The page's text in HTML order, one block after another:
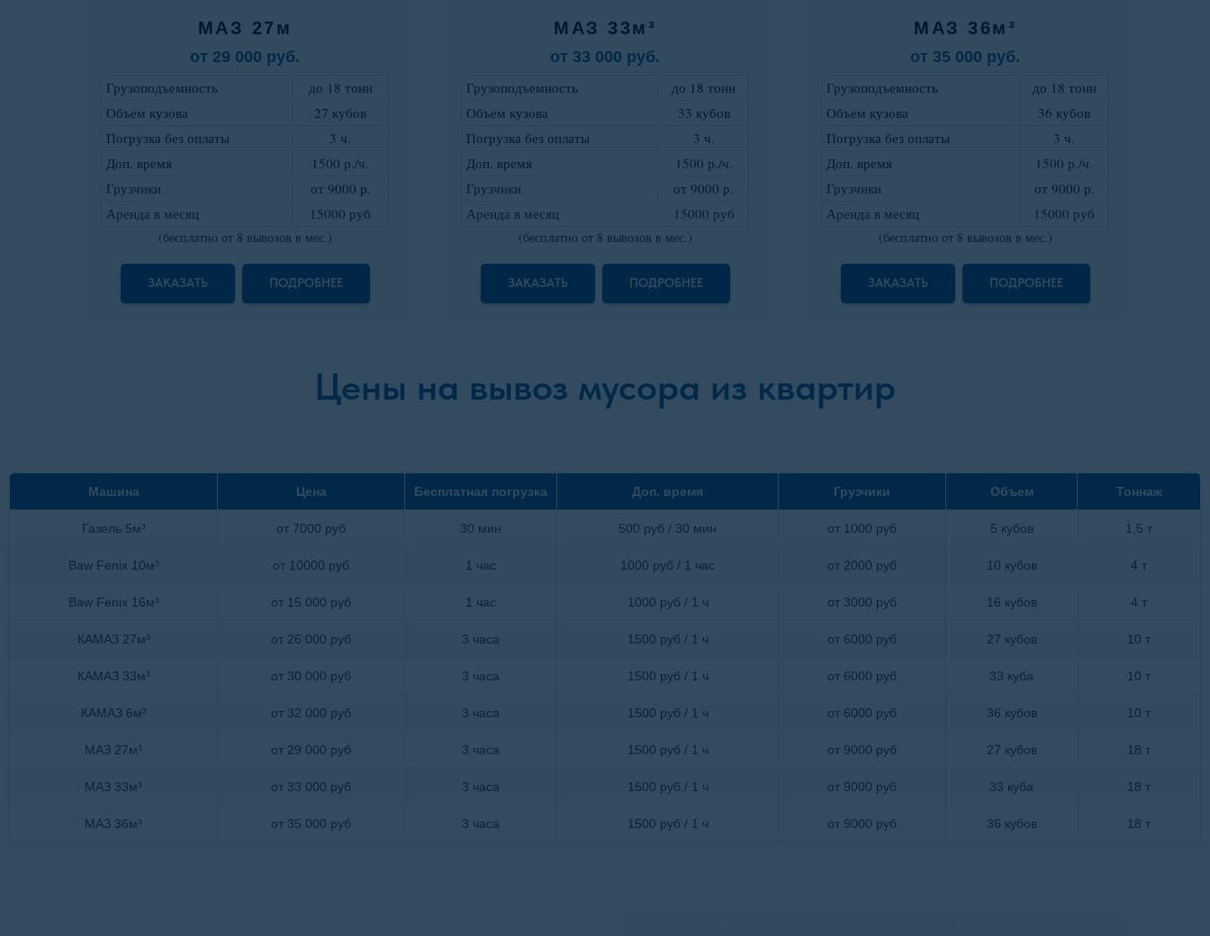
МАЗ 27м
от 29 000 руб.
Грузоподъемность
до 18 тонн
Объем кузова
27 кубов
Погрузка без оплаты
3 ч.
Доп. время
1500 р./ч.
Грузчики
от 9000 р
Аренда в месяц
15000 руб
(бесплатно от 8 вывозов в мес.)
ЗАКАЗАТЬ ПОДРОБНЕЕ
МАЗ 33м³
от 33 000 руб.
Грузоподъемность
до 18 тонн
Объем кузова
33 кубов
Погрузка без оплаты
3 ч.
Доп. время
1500 р./ч.
Грузчики
от 9000 р
Аренда в месяц
15000 руб
(бесплатно от 8 вывозов в мес.)
ЗАКАЗАТЬ ПОДРОБНЕЕ
МАЗ 36м³
от 35 000 руб.
Грузоподъемность
до 18 тонн
Объем кузова
36 кубов
Погрузка без оплаты
3 ч.
Доп. время
1500 р./ч.
Грузчики
от 9000 р
Аренда в месяц
15000 руб
(бесплатно от 8 вывозов в мес.)
ЗАКАЗАТЬ ПОДРОБНЕЕ
Цены на вывоз мусора из квартир
Машина Цена Бесплатная погрузка Доп. время Грузчики Объем Тоннаж
Газель 5м³ от 7000 руб 30 мин 500 руб / 30 мин от 1000 руб 5 кубов 1,5 т
Baw Fenix 10м³ от 10000 руб 1 час 1000 руб / 1 час от 2000 руб 10 кубов 4 т
Baw Fenix 16м³ от 15 000 руб 1 час 1000 руб / 1 ч от 3000 руб 16 кубов 4 т
КАМАЗ 27м³ от 26 000 руб 3 часа 1500 руб / 1 ч от 6000 руб 27 кубов 10 т
КАМАЗ 33м³ от 30 000 руб 3 часа 1500 руб / 1 ч от 6000 руб 33 куба 10 т
КАМАЗ 6м³ от 32 000 руб 3 часа 1500 руб / 1 ч от 6000 руб 36 кубов 10 т
МАЗ 27м³ от 29 000 руб 3 часа 1500 руб / 1 ч от 9000 руб 27 кубов 18 т
МАЗ 33м³ от 33 000 руб 3 часа 1500 руб / 1 ч от 9000 руб 33 куба 18 т
МАЗ 36м³ от 35 000 руб 3 часа 1500 руб / 1 ч от 9000 руб 36 кубов 18 т